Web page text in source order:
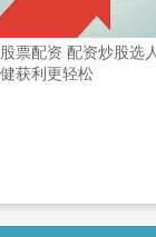
票配资 配资炒股选
获利更轻松